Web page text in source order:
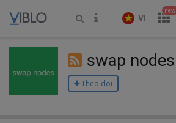
VI
new
swap nodes
Theo dõi